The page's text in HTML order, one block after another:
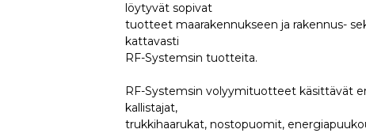
löytyvät sopivat
tuotteet maarakennukseen ja rakennus-
kattavasti
RF-Systemsin tuotteita.
RF-Systemsin volyymituotteet käsittävät
kallistajat,
trukkihaarukat, nostopuomit,